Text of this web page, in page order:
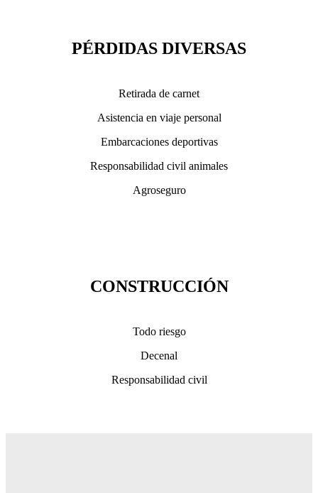
PÉRDIDAS DIVERSAS
Retirada de carnet
Asistencia en viaje personal
Embarcaciones deportivas
Responsabilidad civil animales
Agroseguro
CONSTRUCCIÓN
Todo riesgo
Decenal
Responsabilidad civil